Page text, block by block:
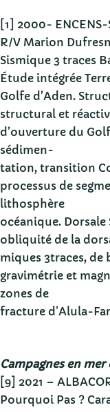
[1] 2000-
R/V Marion
Sismique 3 traces
Étude intégrée
Golfe d’Aden.
structural et
d’ouverture du
sédimen-
tation, transition
processus de
lithosphère
océanique.
obliquité de la
miques 3traces,
gravimétrie et
zones de
fracture d’Alula-
Campagnes en
[9] 2021 –
Pourquoi Pas ?